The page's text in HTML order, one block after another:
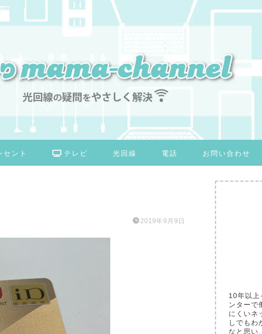
セント テレビ 光回線 電話 お問い合わせ
2019年9月9日
10年以上
ンターで
にくいネ
しでもわ
なと思い